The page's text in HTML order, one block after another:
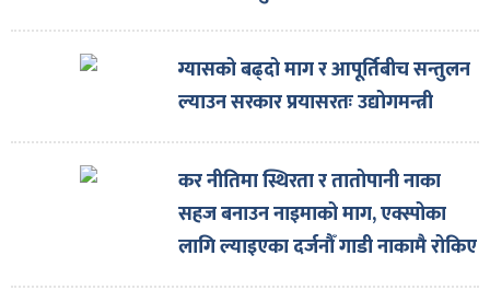
ग्यासको बढ्दो माग र आपूर्तिबीच सन्तुलन
ल्याउन सरकार प्रयासरतः उद्योगमन्त्री
कर नीतिमा स्थिरता र तातोपानी नाका
सहज बनाउन नाइमाको माग, एक्स्पोका
लागि ल्याइएका दर्जनौँ गाडी नाकामै रोकिए